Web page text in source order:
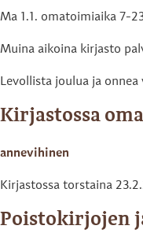
Ma 1.1. omatoimiaika 7-
Muina aikoina kirjasto
Levollista joulua ja
Kirjastossa
annevihinen
Kirjastossa torstaina
Poistokirjojen